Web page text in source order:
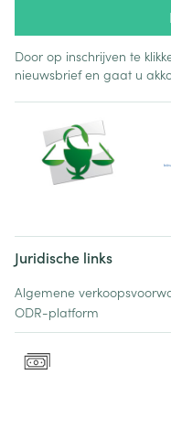
Door op inschrijven te
nieuwsbrief en gaat u
Juridische links
Algemene
ODR-platform